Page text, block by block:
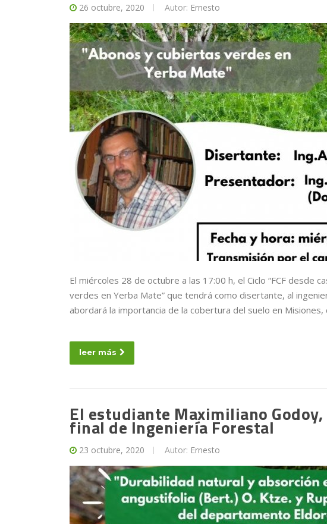
26 octubre, 2020 Autor: Ernesto
El miércoles 28 de octubre a las 17:00 h, el Ciclo “FCF desde
verdes en Yerba Mate” que tendrá como disertante, al
abordará la importancia de la cobertura del suelo en
leer más
El estudiante Maximiliano
final de Ingeniería Forestal
23 octubre, 2020 Autor: Ernesto